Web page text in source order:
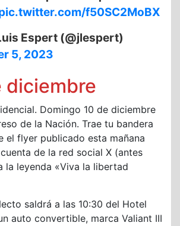
f50SC2MoBX
Espert (@jlespert)
5, 2023
diciembre
Domingo 10 de diciembre
de la Nación. Trae tu bandera
el flyer publicado esta mañana
de la red social X (antes
la leyenda «Viva la libertad
saldrá a las 10:30 del Hotel
auto convertible, marca Valiant III